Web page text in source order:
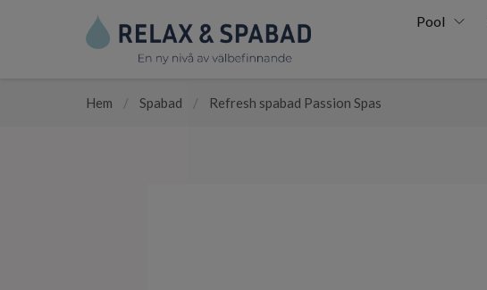
Pool
Hem / Spabad / Refresh spabad Passion Spas